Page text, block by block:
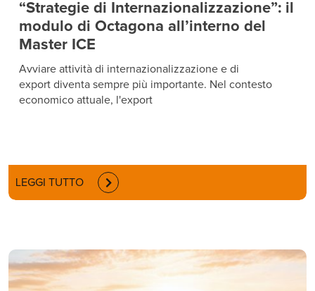
“Strategie di Internazionalizzazione”: il
modulo di Octagona all’interno del
Master ICE
Avviare attività di internazionalizzazione e di
export diventa sempre più importante. Nel contesto
economico attuale, l'export
LEGGI TUTTO